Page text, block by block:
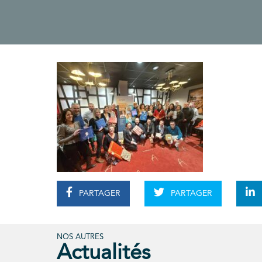
PARTAGER PARTAGER
NOS AUTRES
Actualités